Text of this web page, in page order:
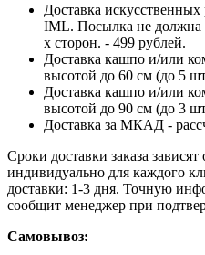
Доставка
IML. Посылка не должна
х сторон. - 499 рублей.
Доставка кашпо и/или
высотой до 60 см (до 5
Доставка кашпо и/или
высотой до 90 см (до 3
Доставка за МКАД -
Сроки доставки заказа
индивидуально для каждого
доставки: 1-3 дня. Точную
сообщит менеджер при
Самовывоз: